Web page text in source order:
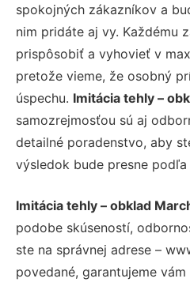
spokojných zákazníkov a
nim pridáte aj vy. Každému
prispôsobiť a vyhovieť v
pretože vieme, že osobný
úspechu. Imitácia tehly –
samozrejmosťou sú aj
detailné poradenstvo, aby
výsledok bude presne
Imitácia tehly – obklad
podobe skúseností,
ste na správnej adrese –
povedané, garantujeme